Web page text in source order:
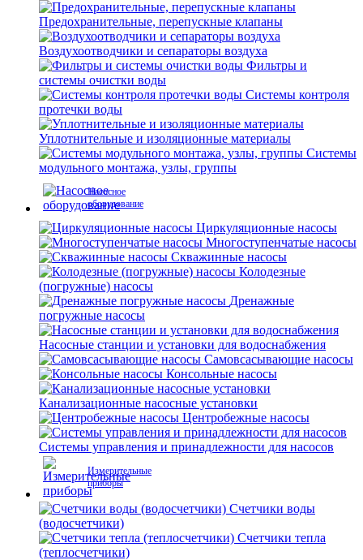
Предохранительные, перепускные клапаны
Воздухоотводчики и сепараторы воздуха
Фильтры и
системы очистки воды
Системы контроля
протечки воды
Уплотнительные и изоляционные материалы
Системы
модульного монтажа, узлы, группы
Насосное
оборудование
Циркуляционные насосы
Многоступенчатые насосы
Скважинные насосы
Колодезные
(погружные) насосы
Дренажные
погружные насосы
Насосные станции и установки для водоснабжения
Самовсасывающие насосы
Консольные насосы
Канализационные насосные установки
Центробежные насосы
Системы управления и принадлежности для насосов
Измерительные
приборы
Счетчики воды
(водосчетчики)
Счетчики тепла
(теплосчетчики)